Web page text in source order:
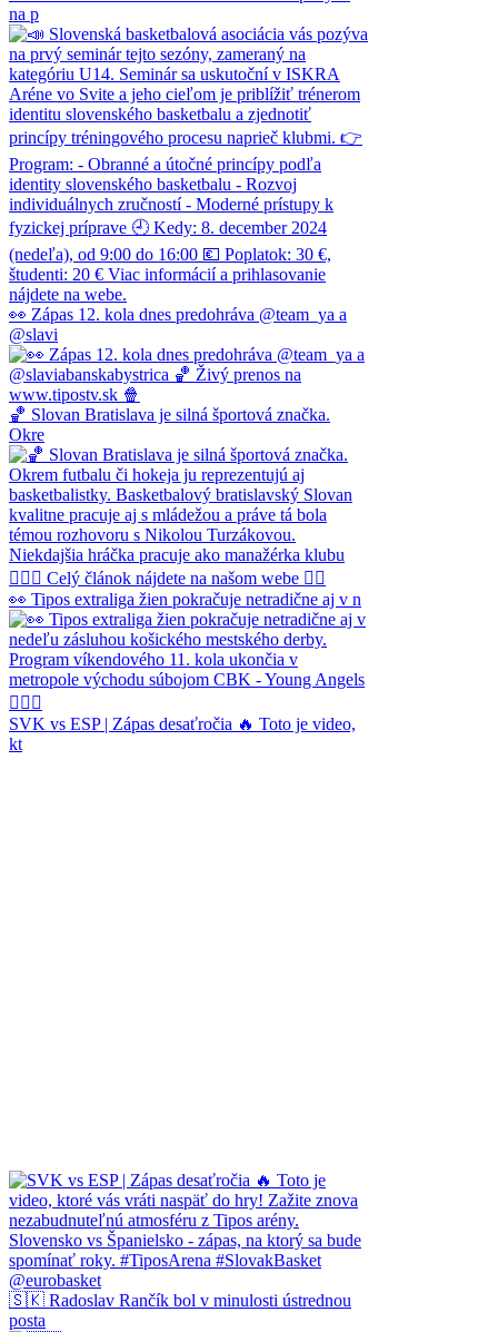
na p
👀 Zápas 12. kola dnes predohráva @team_ya a
@slavi
🏀 Slovan Bratislava je silná športová značka.
Okre
👀 Tipos extraliga žien pokračuje netradične aj v n
SVK vs ESP | Zápas desaťročia 🔥 Toto je video,
kt
🇸🇰 Radoslav Rančík bol v minulosti ústrednou
posta